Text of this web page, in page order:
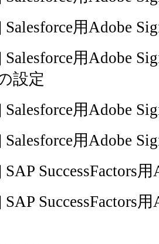
Salesforce用Adobe
Salesforce用Adobe
設定
Salesforce用Adobe
Salesforce用Adobe
SAP SuccessFactors
SAP SuccessFactors